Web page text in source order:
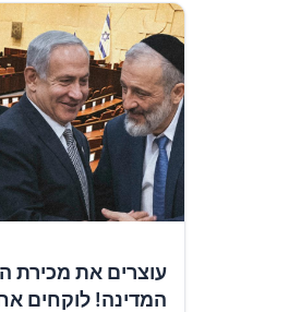
עוצרים את מכירת
המדינה! לוקחים